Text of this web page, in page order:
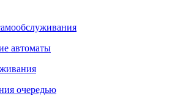
автоматы
очередью